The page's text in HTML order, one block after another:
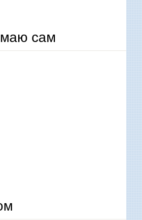
сам